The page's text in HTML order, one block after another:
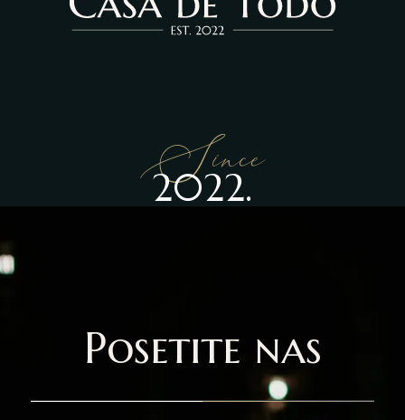
Since
2022.
Posetite nas